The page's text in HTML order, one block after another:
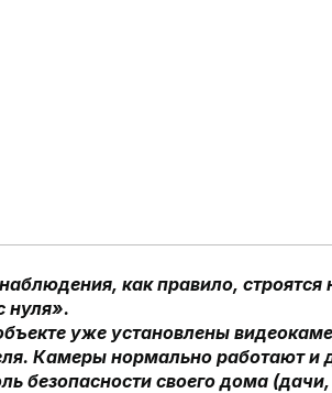
как правило, строятся
нуля».
уже установлены
Камеры нормально работают и
безопасности своего дома